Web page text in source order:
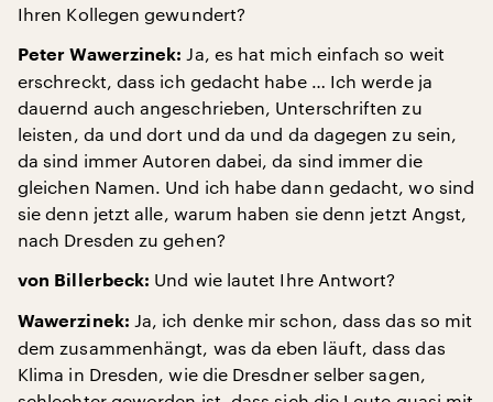
Ihren Kollegen gewundert?
Peter Wawerzinek: Ja, es hat mich einfach so weit
erschreckt, dass ich gedacht habe … Ich werde ja
dauernd auch angeschrieben, Unterschriften zu
leisten, da und dort und da und da dagegen zu sein,
da sind immer Autoren dabei, da sind immer die
gleichen Namen. Und ich habe dann gedacht, wo sind
sie denn jetzt alle, warum haben sie denn jetzt Angst,
nach Dresden zu gehen?
von Billerbeck: Und wie lautet Ihre Antwort?
Wawerzinek: Ja, ich denke mir schon, dass das so mit
dem zusammenhängt, was da eben läuft, dass das
Klima in Dresden, wie die Dresdner selber sagen,